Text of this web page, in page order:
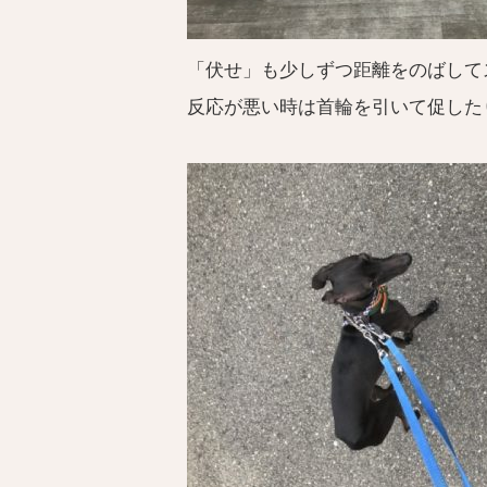
「伏せ」も少しずつ距離をのばし
反応が悪い時は首輪を引いて促し